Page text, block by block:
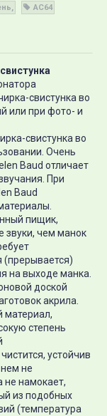
AC64
свистунка во
или при фото- и
свистунка во
Очень
Baud отличает
При
Baud
пищик,
звуки, чем манок
(прерывается)
на выходе манка.
доской
акрила.
материал,
степень
устойчив
не
не намокает,
из подобных
(температура